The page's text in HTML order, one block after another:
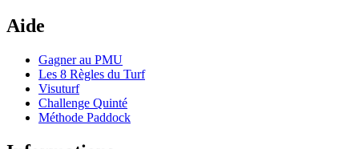
Aide
Gagner au PMU
Les 8 Règles du Turf
Visuturf
Challenge Quinté
Méthode Paddock